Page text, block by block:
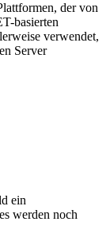
der von
basierten
verwendet,
Server
ein
werden noch